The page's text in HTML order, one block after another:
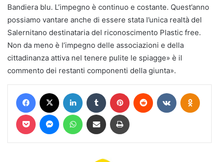
Bandiera blu. L’impegno è continuo e costante. Quest’anno
possiamo vantare anche di essere stata l’unica realtà del
Salernitano destinataria del riconoscimento Plastic free.
Non da meno è l’impegno delle associazioni e della
cittadinanza attiva nel tenere pulite le spiagge» è il
commento dei restanti componenti della giunta».
Facebook LinkedIn Tumblr Pinterest Reddit VKontakte
Pocket MessengerWhatsAppCondividi via mail Stampa